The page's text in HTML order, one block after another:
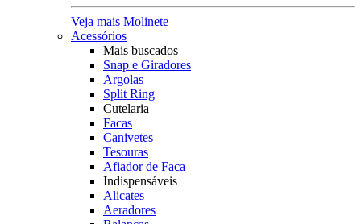
Veja mais Molinete
Acessórios
Mais buscados
Snap e Giradores
Argolas
Split Ring
Cutelaria
Facas
Canivetes
Tesouras
Afiador de Faca
Indispensáveis
Alicates
Aeradores